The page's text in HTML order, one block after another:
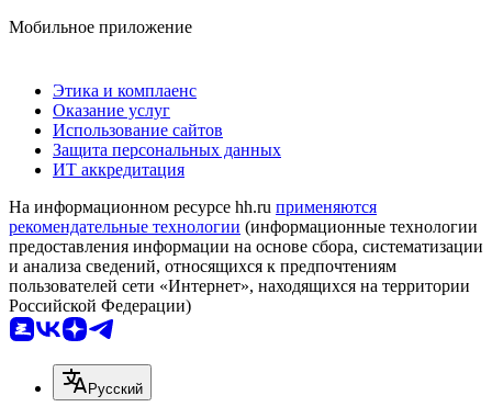
Мобильное приложение
Этика и комплаенс
Оказание услуг
Использование сайтов
Защита персональных данных
ИТ аккредитация
На информационном ресурсе hh.ru применяются
рекомендательные технологии (информационные технологии
предоставления информации на основе сбора, систематизации
и анализа сведений, относящихся к предпочтениям
пользователей сети «Интернет», находящихся на территории
Российской Федерации)
Русский